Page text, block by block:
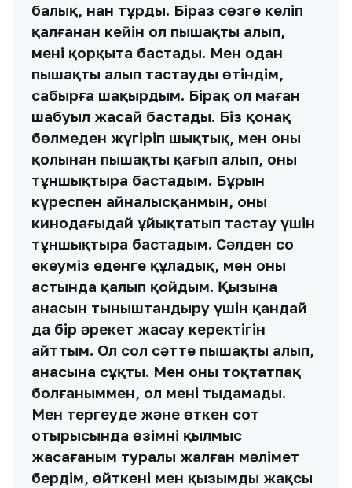
балық, нан тұрды. Біраз сөзге келіп
қалғанан кейін ол пышақты алып,
мені қорқыта бастады. Мен одан
пышақты алып тастауды өтіндім,
сабырға шақырдым. Бірақ ол маған
шабуыл жасай бастады. Біз қонақ
бөлмеден жүгіріп шықтық, мен оның
қолынан пышақты қағып алып, оны
тұншықтыра бастадым. Бұрын
күреспен айналысқанмын, оны
кинодағыдай ұйықтатып тастау үшін
тұншықтыра бастадым. Сәлден соң
екеуміз еденге құладық, мен оның
астында қалып қойдым. Қызына
анасын тыныштандыру үшін қандай
да бір әрекет жасау керектігін
айттым. Ол сол сәтте пышақты алып,
анасына сұқты. Мен оны тоқтатпақ
болғаныммен, ол мені тыңдамады.
Мен тергеуде және өткен сот
отырысында өзімнің қылмыс
жасағаным туралы жалған мәлімет
бердім, өйткені мен қызымды жақсы